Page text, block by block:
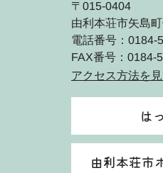
〒015-0404
由利本荘市矢島
電話番号：0184-
FAX番号：0184-
アクセス方法を
は
由利本荘市